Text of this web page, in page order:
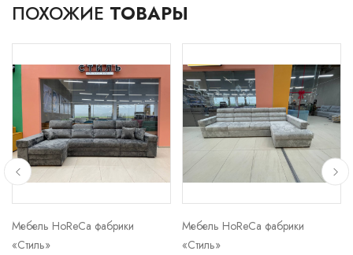
ПОХОЖИЕ ТОВАРЫ
Мебель HoReCa фабрики
«Стиль»
Мебель HoReCa фабрики
«Стиль»